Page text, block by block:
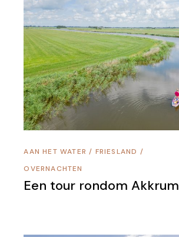
AAN HET WATER / FRIESLAND /
OVERNACHTEN
Een tour rondom Akkrum